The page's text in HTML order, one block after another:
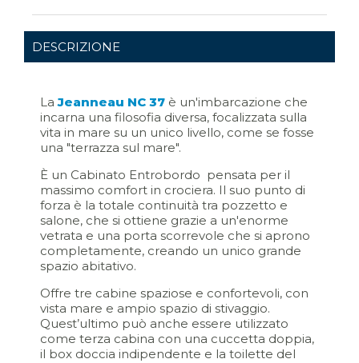
DESCRIZIONE
LaJeanneau NC 37 è un'imbarcazione che
incarna una filosofia diversa, focalizzata sulla
vita in mare su un unico livello, come se fosse
una "terrazza sul mare".
È un Cabinato Entrobordo pensata per il
massimo comfort in crociera. Il suo punto di
forza è la totale continuità tra pozzetto e
salone, che si ottiene grazie a un'enorme
vetrata e una porta scorrevole che si aprono
completamente, creando un unico grande
spazio abitativo.
Offre tre cabine spaziose e confortevoli, con
vista mare e ampio spazio di stivaggio.
Quest’ultimo può anche essere utilizzato
come terza cabina con una cuccetta doppia,
il box doccia indipendente e la toilette del